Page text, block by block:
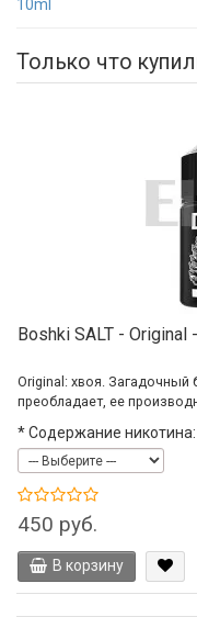
10ml
Только что
Boshki SALT - Original
Original: хвоя. Загадочный
преобладает, ее
*Содержание никотина:
450 руб.
В корзину